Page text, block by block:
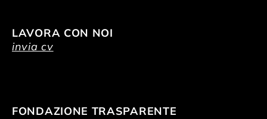
LAVORA CON NOI
invia cv
FONDAZIONE TRASPARENTE